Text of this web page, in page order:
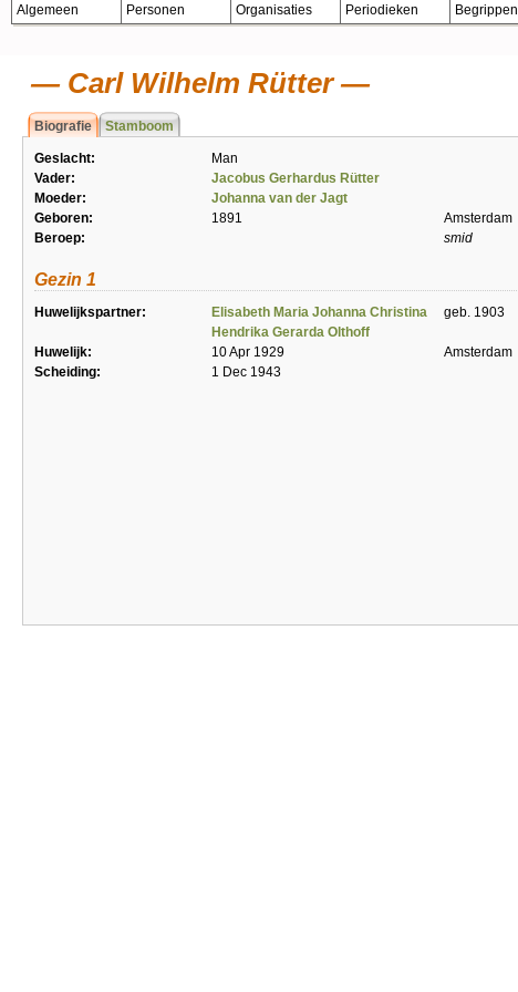
Algemeen Personen Organisaties Periodieken Begrippen
Carl Wilhelm Rütter
Biografie Stamboom
Geslacht:
Man
Vader:
Jacobus Gerhardus Rütter
Moeder:
Johanna van der Jagt
Geboren:
1891
Amsterdam
Beroep:
smid
Gezin 1
Huwelijkspartner:
Elisabeth Maria Johanna Christina
Hendrika Gerarda Olthoff
geb. 1903
Huwelijk: 10 Apr 1929
Amsterdam
Scheiding:
1 Dec 1943